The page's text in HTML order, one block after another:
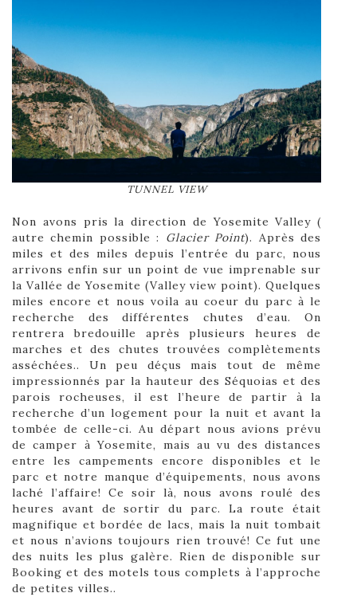
TUNNEL VIEW
Non avons pris la direction de Yosemite Valley (
autre chemin possible : Glacier Point). Après des
miles et des miles depuis l’entrée du parc, nous
arrivons enfin sur un point de vue imprenable sur
la Vallée de Yosemite (Valley view point). Quelques
miles encore et nous voila au coeur du parc à le
recherche des différentes chutes d’eau. On
rentrera bredouille après plusieurs heures de
marches et des chutes trouvées complètements
asséchées.. Un peu déçus mais tout de même
impressionnés par la hauteur des Séquoias et des
parois rocheuses, il est l’heure de partir à la
recherche d’un logement pour la nuit et avant la
tombée de celle-ci. Au départ nous avions prévu
de camper à Yosemite, mais au vu des distances
entre les campements encore disponibles et le
parc et notre manque d’équipements, nous avons
laché l’affaire! Ce soir là, nous avons roulé des
heures avant de sortir du parc. La route était
magnifique et bordée de lacs, mais la nuit tombait
et nous n’avions toujours rien trouvé! Ce fut une
des nuits les plus galère. Rien de disponible sur
Booking et des motels tous complets à l’approche
de petites villes..